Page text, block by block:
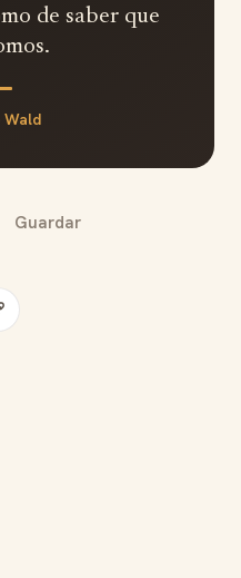
de saber que
Wald
Guardar